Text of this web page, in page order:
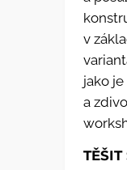
v
jako
a
TĚŠIT